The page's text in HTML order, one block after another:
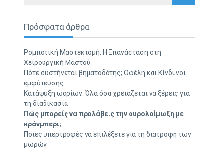
Πρόσφατα άρθρα
Ρομποτική Μαστεκτομή: Η Επανάσταση στη
Χειρουργική Μαστού
Πότε συστήνεται βηματοδότης; Οφέλη και Κίνδυνοι
εμφύτευσης.
Κατάψυξη ωαρίων: Όλα όσα χρειάζεται να ξέρεις για
τη διαδικασία
Πώς μπορείς να προλάβεις την ουρολοίμωξη με
κράνμπερι;
Ποιες υπερτροφές να επιλέξετε για τη διατροφή των
μωρών